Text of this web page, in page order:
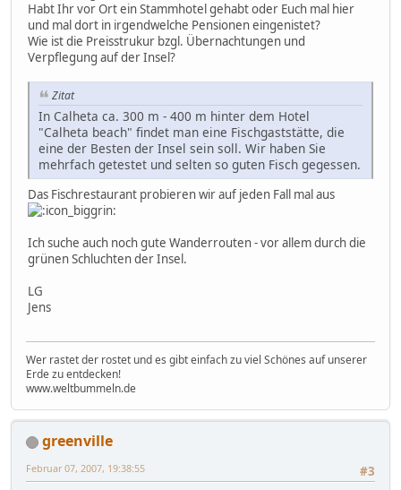
Habt Ihr vor Ort ein Stammhotel gehabt oder Euch mal hier
und mal dort in irgendwelche Pensionen eingenistet?
Wie ist die Preisstrukur bzgl. Übernachtungen und
Verpflegung auf der Insel?
Zitat
In Calheta ca. 300 m - 400 m hinter dem Hotel
"Calheta beach" findet man eine Fischgaststätte, die
eine der Besten der Insel sein soll. Wir haben Sie
mehrfach getestet und selten so guten Fisch gegessen.
Das Fischrestaurant probieren wir auf jeden Fall mal aus
Ich suche auch noch gute Wanderrouten - vor allem durch die
grünen Schluchten der Insel.
LG
Jens
Wer rastet der rostet und es gibt einfach zu viel Schönes auf unserer
Erde zu entdecken!
www.weltbummeln.de
greenville
#3
Februar 07, 2007, 19:38:55